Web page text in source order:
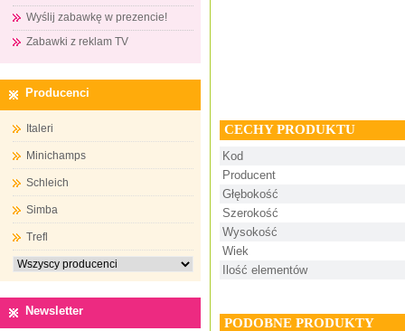
Wyślij zabawkę w prezencie!
Zabawki z reklam TV
Producenci
Italeri
Minichamps
Schleich
Simba
Trefl
Newsletter
CECHY PRODUKTU
Kod
Producent
Głębokość
Szerokość
Wysokość
Wiek
Ilość elementów
PODOBNE PRODUKTY